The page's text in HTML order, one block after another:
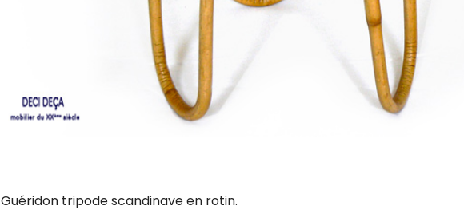
Guéridon tripode scandinave en rotin.